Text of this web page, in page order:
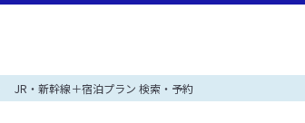
JR・新幹線＋宿泊プラン 検索・予約